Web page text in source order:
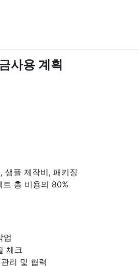
사용 계획
샘플 제작비, 패키징
트 총 비용의 80%
업
체크
리 및 협력